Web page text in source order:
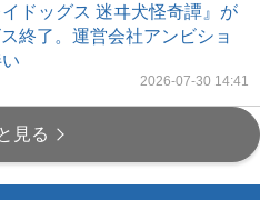
イドッグス 迷ヰ犬怪奇譚』が
終了。運営会社アンビショ
2026-07-30 14:41
見る